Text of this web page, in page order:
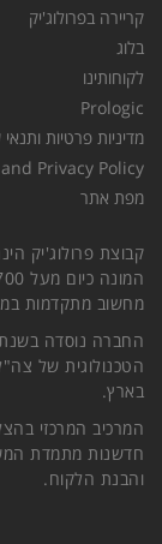
קריירה בפרולוג'יק
בלוג
לקוחותינו
Prologic
מדיניות פרטיות
Privacy Policy
מפת אתר
קבוצת פרולוג'יק
מחשוב מתקדמות
הטכנולוגית של
בארץ.
המרכיב המרכזי
חדשנות מתמדת
והבנת הלקוח.